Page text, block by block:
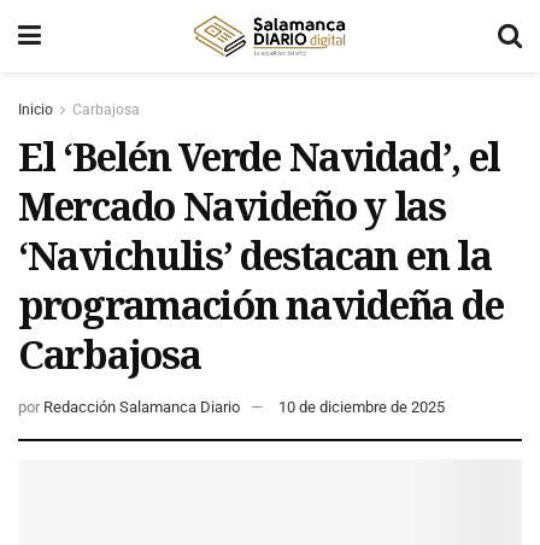
Inicio Carbajosa
El ‘Belén Verde Navidad’, el
Mercado Navideño y las
‘Navichulis’ destacan en la
programación navideña de
Carbajosa
por Redacción Salamanca Diario 10 de diciembre de 2025